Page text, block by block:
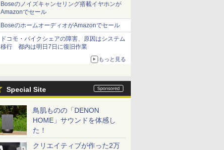
Boseのノイズキャンセリング搭載イヤホンが
Amazonでセール
BoseのホームオーディオがAmazonでセール
ドコモ・バイクシェアの障害、原因はシステム
移行 都内は明日7日に復旧作業
もっと見る
Special Site
鳥肌ものの「DENON
HOME」サウンドを体感し
た！
クリエイティブが作った2万